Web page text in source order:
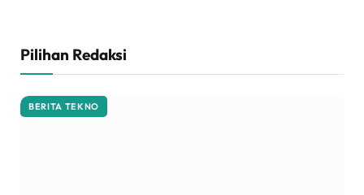
Pilihan Redaksi
BERITA TEKNO